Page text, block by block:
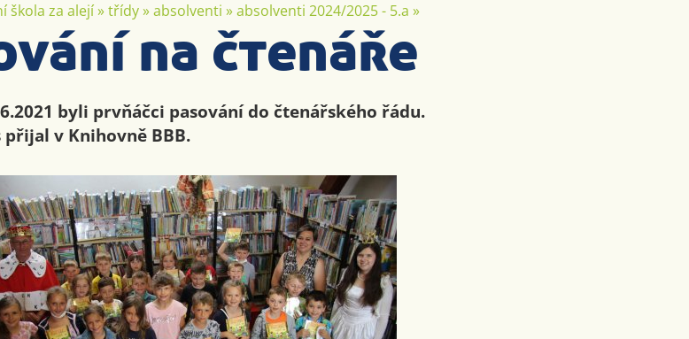
škola za alejí»třídy»absolventi »absolventi 2024/2025 - 5.a »
na čtenáře
byli prvňáčci pasování do čtenářského řádu.
přijal v Knihovně BBB.